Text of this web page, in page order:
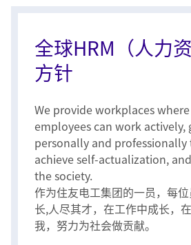
全球HRM（人力
方针
We provide workplaces
employees can work actively,
personally and
achieve self-actualization,
the society.
作为住友电工集团的一员，每
长,人尽其才，在工作中成长，
我，努力为社会做贡献。